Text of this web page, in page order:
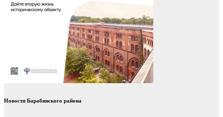
Новости Барабинского района